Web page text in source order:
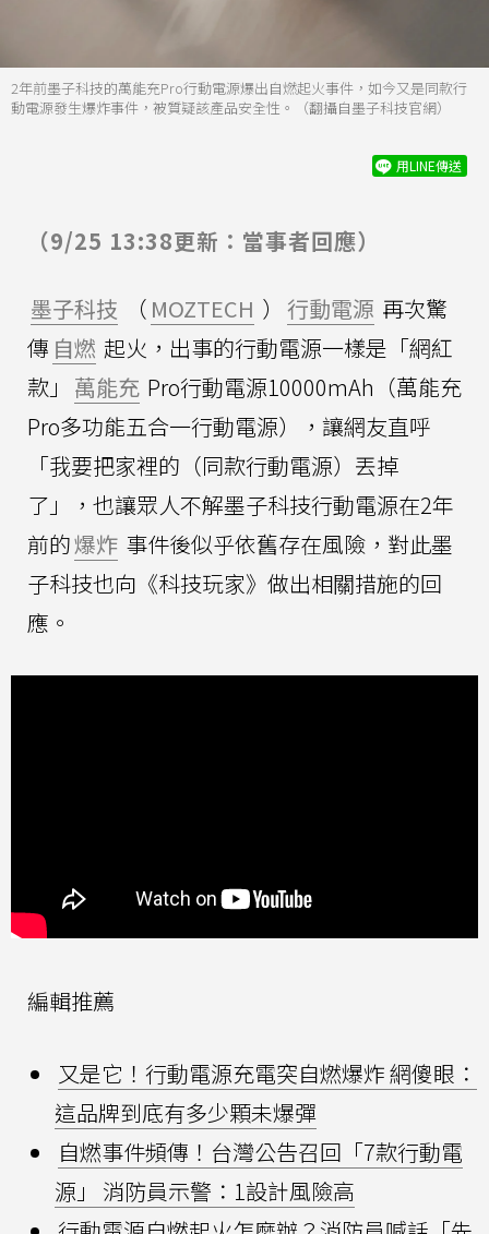
2年前墨子科技的萬能充Pro行動電源爆出自燃起火事件，如今又是同款行
動電源發生爆炸事件，被質疑該產品安全性。（翻攝自墨子科技官網）
用LINE傳送
（9/25 13:38更新：當事者回應）
墨子科技 （ MOZTECH ） 行動電源 再次驚
傳 自燃 起火，出事的行動電源一樣是「網紅
款」 萬能充 Pro行動電源10000mAh（萬能充
Pro多功能五合一行動電源），讓網友直呼
「我要把家裡的（同款行動電源）丟掉
了」，也讓眾人不解墨子科技行動電源在2年
前的爆炸 事件後似乎依舊存在風險，對此墨
子科技也向《科技玩家》做出相關措施的回
應。
編輯推薦
又是它！行動電源充電突自燃爆炸 網傻眼：
這品牌到底有多少顆未爆彈
自燃事件頻傳！台灣公告召回「7款行動電
源」 消防員示警：1設計風險高